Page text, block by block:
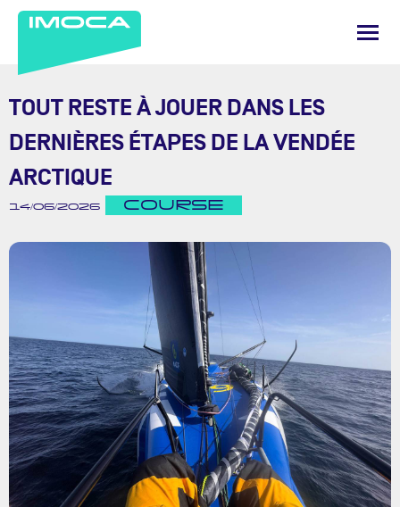
TOUT RESTE À JOUER DANS LES
DERNIÈRES ÉTAPES DE LA VENDÉE
ARCTIQUE
14/06/2026 COURSE